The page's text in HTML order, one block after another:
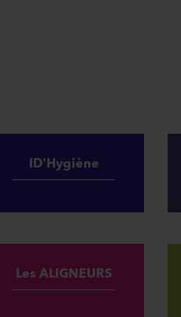
ID'Hygiène
Les ALIGNEURS